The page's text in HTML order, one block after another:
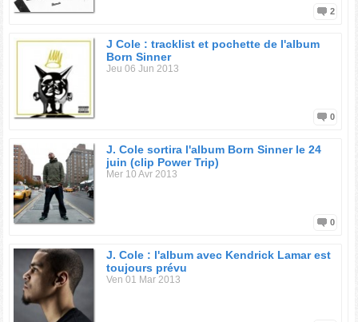
2
J Cole : tracklist et pochette de l'album
Born Sinner
Jeu 06 Jun 2013
0
J. Cole sortira l'album Born Sinner le 24
juin (clip Power Trip)
Mer 10 Avr 2013
0
J. Cole : l'album avec Kendrick Lamar est
toujours prévu
Ven 01 Mar 2013